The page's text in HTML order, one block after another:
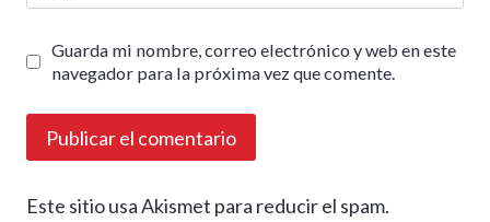
Guarda mi nombre, correo electrónico y web en este
navegador para la próxima vez que comente.
Este sitio usa Akismet para reducir el spam.